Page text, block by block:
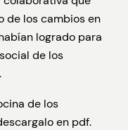
de los cambios en
logrado para
de los
de los
en pdf.